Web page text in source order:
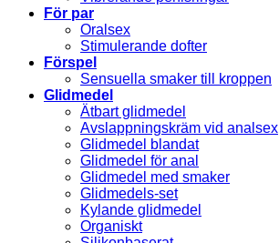
För par
Oralsex
Stimulerande dofter
Förspel
Sensuella smaker till kroppen
Glidmedel
Ätbart glidmedel
Avslappningskräm vid analsex
Glidmedel blandat
Glidmedel för anal
Glidmedel med smaker
Glidmedels-set
Kylande glidmedel
Organiskt